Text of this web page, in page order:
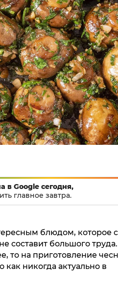
в Google сегодня,
главное завтра.
блюдом, которое
составит большого
то на приготовление
как никогда актуально в